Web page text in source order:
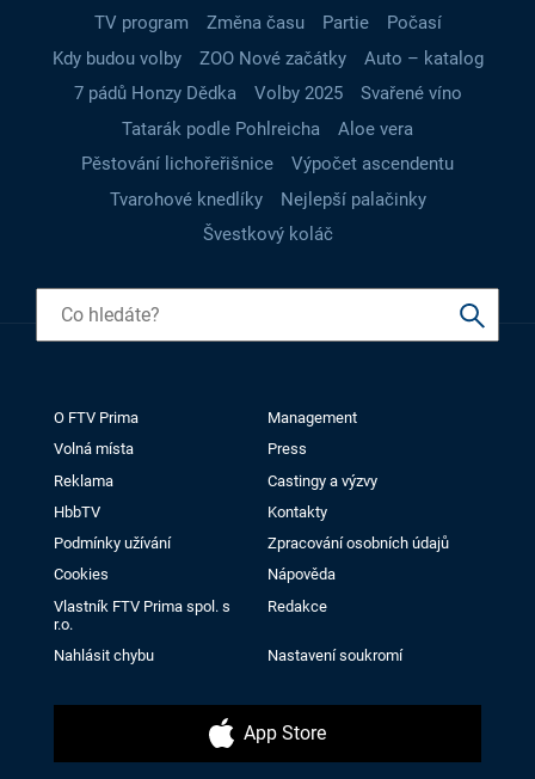
TV program
Změna času Partie
Počasí
Kdy budou volby
ZOO Nové začátky
Auto – katalog
7 pádů Honzy Dědka
Volby 2025
Svařené víno
Tatarák podle Pohlreicha
Aloe vera
Pěstování lichořeřišnice
Výpočet ascendentu
Tvarohové knedlíky
Nejlepší palačinky
Švestkový koláč
O FTV Prima
Management
Volná místa
Press
Reklama
Castingy a výzvy
HbbTV
Kontakty
Podmínky užívání
Zpracování osobních údajů
Cookies
Nápověda
Vlastník FTV Prima spol. s
r.o.
Redakce
Nahlásit chybu Nastavení soukromí
App Store